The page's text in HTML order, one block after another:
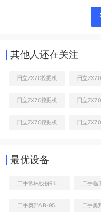
其他人还在关注
日立ZX70挖掘机 日立
日立ZX70挖掘机 日立
日立ZX70挖掘机 日立
最优设备